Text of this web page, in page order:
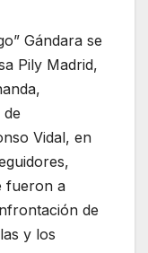
Gándara se
Pily Madrid,
Vidal, en
fueron a
de
y los